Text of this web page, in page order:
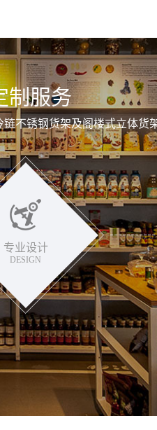
制服务
不锈钢货架及阁楼式立体货
专业设计
DESIGN